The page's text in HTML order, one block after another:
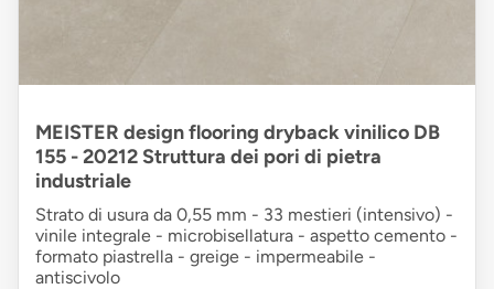
MEISTER design flooring dryback vinilico DB
155 - 20212 Struttura dei pori di pietra
industriale
Strato di usura da 0,55 mm - 33 mestieri (intensivo) -
vinile integrale - microbisellatura - aspetto cemento -
formato piastrella - greige - impermeabile -
antiscivolo